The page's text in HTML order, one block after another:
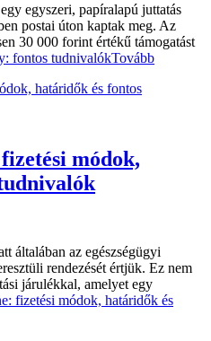
egyszeri, papíralapú juttatás
postai úton kaptak meg. Az
30 000 forint értékű támogatást
fontos tudnivalókTovább
módok,
általában az egészségügyi
rendezését értjük. Ez nem
járulékkal, amelyet egy
fizetési módok, határidők és